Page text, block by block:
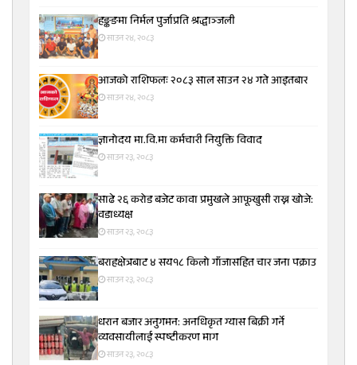
हङ्कङमा निर्मल पुर्जाप्रति श्रद्धाञ्जली
साउन २४, २०८३
आजको राशिफलः २०८३ साल साउन २४ गते आइतबार
साउन २४, २०८३
ज्ञानोदय मा.वि.मा कर्मचारी नियुक्ति विवाद
साउन २३, २०८३
साढे २६ करोड बजेट कावा प्रमुखले आफूखुसी राख्न खोजे:
वडाध्यक्ष
साउन २३, २०८३
बराहक्षेत्रबाट ४ सय१८ किलो गाँजासहित चार जना पक्राउ
साउन २३, २०८३
धरान बजार अनुगमन: अनधिकृत ग्यास बिक्री गर्ने
व्यवसायीलाई स्पष्टीकरण माग
साउन २३, २०८३